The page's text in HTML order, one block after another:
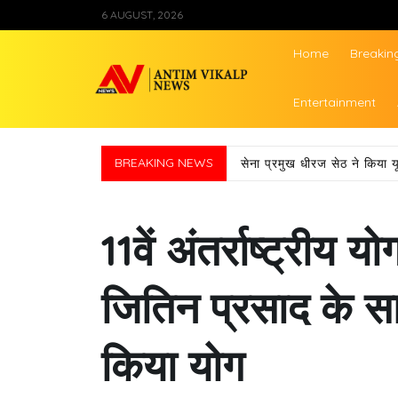
to
6 AUGUST, 2026
Antim Vikalp
Home
Entertainment
BREAKING NEWS
11वें अंतर्राष्ट्रीय
जितिन प्रसाद के
किया योग